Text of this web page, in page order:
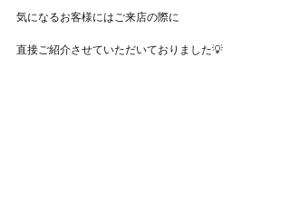
気になるお客様にはご来店の際に
直接ご紹介させていただいておりました💡